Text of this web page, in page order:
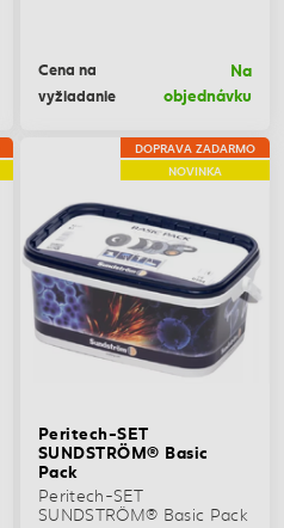
Cena na
vyžiadanie
Na
objednávku
DOPRAVA ZADARMO
NOVINKA
Peritech-SET
SUNDSTRÖM® Basic
Pack
Peritech-SET
SUNDSTRÖM® Basic Pack